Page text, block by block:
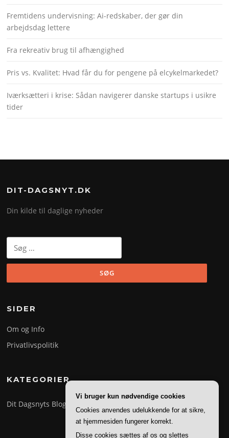
Fremtidens undervisning: Ai-redskaber, der gør din
arbejdsdag lettere
Fra rekreativ brug til afhængighed
Pris vs. Kvalitet: Hvad får du for pengene på elcykelmarkedet?
Iværksætteri i krise: Sådan navigerer danske startups i usikre
tider
DIT-DAGSNYT.DK
Din kilde til daglige nyheder
efter:
SIDER
Om og Info
Privatlivspolitik
KATEGORIER
Dit Dagsnyts Blog
Vi bruger kun nødvendige cookies
Cookies anvendes udelukkende for at sikre,
at hjemmesiden fungerer korrekt.
Disse cookies sættes af os og slettes